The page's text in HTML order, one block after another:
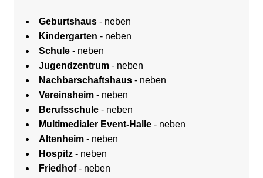
Geburtshaus- neben
Kindergarten - neben
Schule- neben
Jugendzentrum- neben
Nachbarschaftshaus- neben
Vereinsheim- neben
Berufsschule- neben
Multimedialer Event-Halle- neben
Altenheim- neben
Hospitz- neben
Friedhof- neben